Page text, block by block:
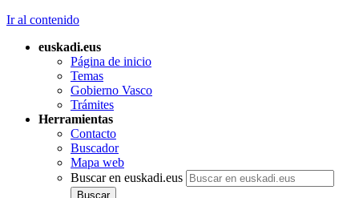
Ir al contenido
euskadi.eus
Página de inicio
Temas
Gobierno Vasco
Trámites
Herramientas
Contacto
Buscador
Mapa web
Buscar en euskadi.eus